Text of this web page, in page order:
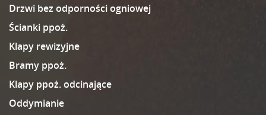
Drzwi bez odporności ogniowej
Ścianki ppoż.
Klapy rewizyjne
Bramy ppoż.
Klapy ppoż. odcinające
Oddymianie